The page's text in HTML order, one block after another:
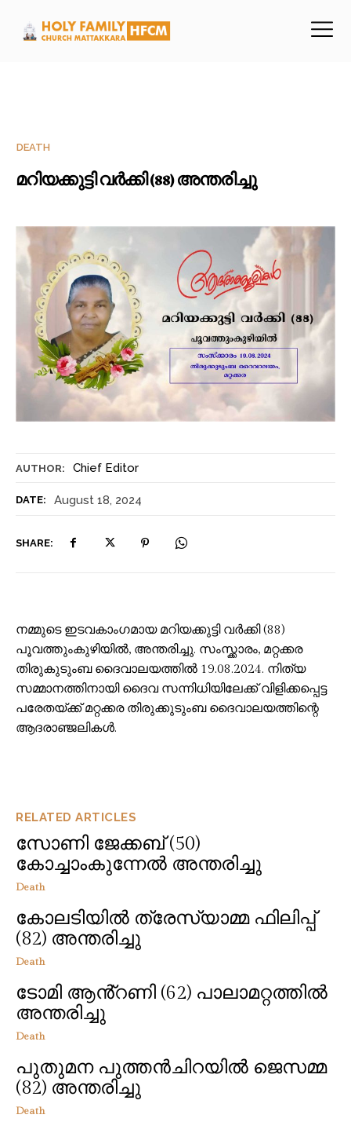
AUTHOR: Chief Editor
DATE: August 18, 2024
SHARE:
DEATH
മറിയക്കുട്ടി വർക്കി (88) അന്തരിച്ചു
RELATED ARTICLES
സോണി ജേക്കബ് (50)
കോച്ചാംകുന്നേൽ അന്തരിച്ചു
Death
കോലടിയിൽ ത്രേസ്യാമ്മ ഫിലിപ്പ്
(82) അന്തരിച്ചു
Death
ടോമി ആൻ്റണി (62) പാലാമറ്റത്തിൽ
അന്തരിച്ചു
Death
പുതുമന പുത്തൻചിറയിൽ ജെസമ്മ
(82) അന്തരിച്ചു
Death
നമ്മുടെ ഇടവകാംഗമായ മറിയക്കുട്ടി വർക്കി (88)
പൂവത്തുംകുഴിയിൽ, അന്തരിച്ചു. സംസ്ക്കാരം, മറ്റക്കര
തിരുകുടുംബ ദൈവാലയത്തിൽ 19.08.2024. നിത്യ
സമ്മാനത്തിനായി ദൈവ സന്നിധിയിലേക്ക് വിളിക്കപ്പെട്ട
പരേതയ്ക്ക് മറ്റക്കര തിരുക്കുടുംബ ദൈവാലയത്തിന്റെ
ആദരാഞ്ജലികൾ.